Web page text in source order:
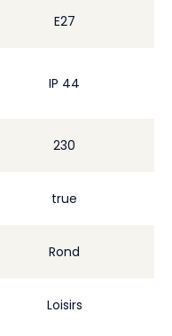
E27
IP 44
230
true
Rond
Loisirs